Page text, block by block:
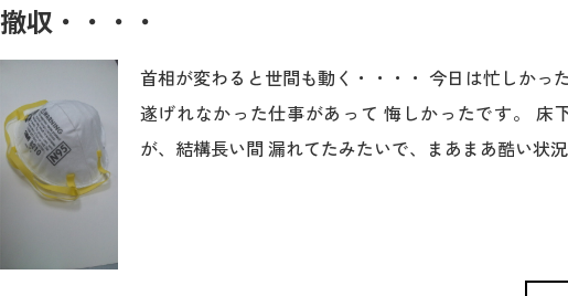
撤収・・・・
首相が変わると世間も動く・・・・ 今日は忙しかっ
遂げれなかった仕事があって 悔しかったです。 床
が、結構長い間 漏れてたみたいで、まあまあ酷い状